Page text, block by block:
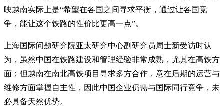
映越南实际上是“希望在各国之间寻求平衡，通过让各国竞
争，能让这个铁路的性价比更高一点”。
上海国际问题研究院亚太研究中心副研究员周士新受访时认
为，虽然中国在铁路建设和管理经验非常成熟，尤其在高铁方
面；但越南在南北高铁项目寻求多方合作，意在后期的运营与
维修方面掌握自主性，因此中国企业仍需与国际同行竞争，未
必具备天然优势。